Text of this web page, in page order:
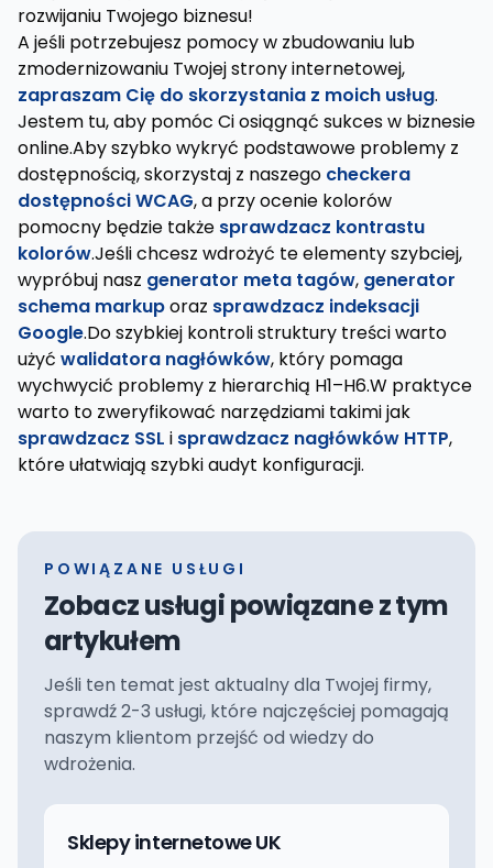
rozwijaniu Twojego biznesu!
A jeśli potrzebujesz pomocy w zbudowaniu lub
zmodernizowaniu Twojej strony internetowej,
zapraszam Cię do skorzystania z moich usług.
Jestem tu, aby pomóc Ci osiągnąć sukces w biznesie
online.Aby szybko wykryć podstawowe problemy z
dostępnością, skorzystaj z naszego checkera
dostępności WCAG, a przy ocenie kolorów
pomocny będzie także sprawdzacz kontrastu
kolorów.Jeśli chcesz wdrożyć te elementy szybciej,
wypróbuj nasz generator meta tagów, generator
schema markuporaz sprawdzacz indeksacji
Google.Do szybkiej kontroli struktury treści warto
użyć walidatora nagłówków, który pomaga
wychwycić problemy z hierarchią H1–H6.W praktyce
warto to zweryfikować narzędziami takimi jak
sprawdzacz SSL i sprawdzacz nagłówków HTTP,
które ułatwiają szybki audyt konfiguracji.
POWIĄZANE USŁUGI
Zobacz usługi powiązane z tym
artykułem
Jeśli ten temat jest aktualny dla Twojej firmy,
sprawdź 2-3 usługi, które najczęściej pomagają
naszym klientom przejść od wiedzy do
wdrożenia.
Sklepy internetowe UK